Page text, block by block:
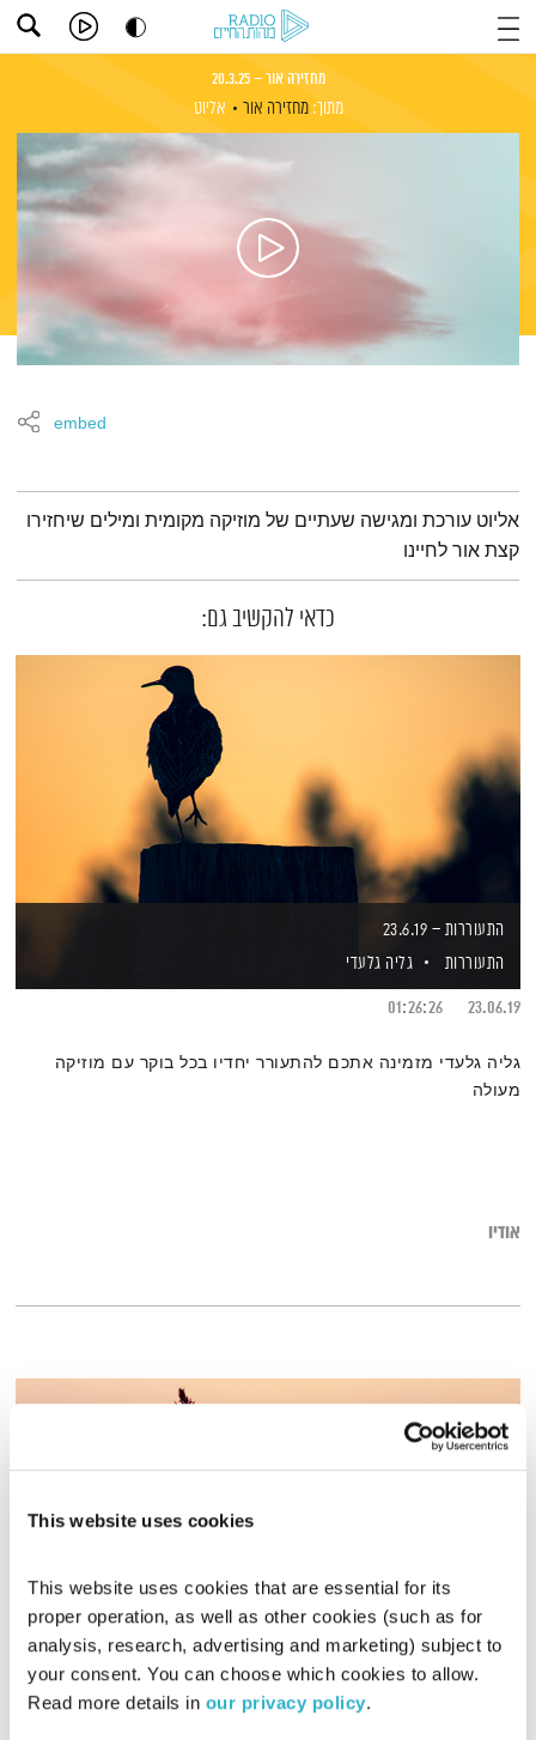
This website uses cookies
This website uses cookies that are essential for its
proper operation, as well as other cookies (such as for
analysis, research, advertising and marketing) subject to
your consent. You can choose which cookies to allow.
Read more details in our privacy policy.
מחזירה אור – 20.3.25
מתוך: מחזירה אור אליוט
embed
תמצית הפודקאסט
אליוט עורכת ומגישה שעתיים של מוזיקה מקומית ומילים שיחזירו
קצת אור לחיינו
כדאי להקשיב גם:
התעוררות – 23.6.19
התעוררות
גליה גלעדי
23.06.19
01:26:26
גליה גלעדי מזמינה אתכם להתעורר יחדיו בכל בוקר עם מוזיקה
מעולה
אודיו
מרחב ריפוי – 3.3.23
מרחב ריפוי
אורי בנקהלטר